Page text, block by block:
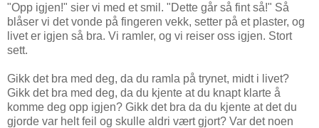
"Opp igjen!" sier vi med et smil. "Dette går så fint så!" Så
blåser vi det vonde på fingeren vekk, setter på et plaster, og
livet er igjen så bra. Vi ramler, og vi reiser oss igjen. Stort
sett.
Gikk det bra med deg, da du ramla på trynet, midt i livet?
Gikk det bra med deg, da du kjente at du knapt klarte å
komme deg opp igjen? Gikk det bra da du kjente at det du
gjorde var helt feil og skulle aldri vært gjort? Var det noen